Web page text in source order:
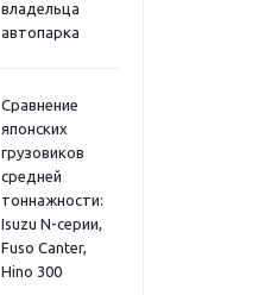
владельца
автопарка
Сравнение
японских
грузовиков
средней
тоннажности:
Isuzu N-серии,
Fuso Canter,
Hino 300